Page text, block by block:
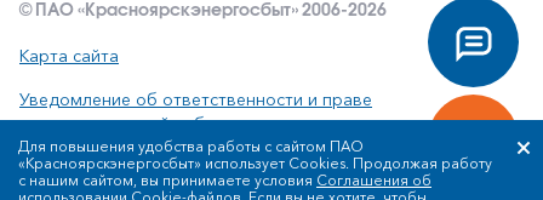
© ПАО «Красноярскэнергосбыт» 2006-2026
Карта сайта
Уведомление об ответственности и праве
интеллектуальной собственности
Политика ПАО «Красноярскэнергосбыт» в отношении
обработки персональных данных
Для повышения удобства работы с сайтом ПАО
«Красноярскэнергосбыт» использует Cookies. Продолжая работу
с нашим сайтом, вы принимаете условия Соглашения об